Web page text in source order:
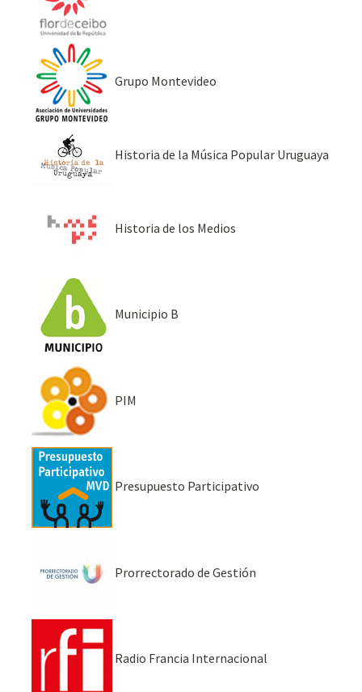
Grupo Montevideo
Historia de la Música Popular Uruguaya
Historia de los Medios
Municipio B
PIM
Presupuesto Participativo
Prorrectorado de Gestión
Radio Francia Internacional